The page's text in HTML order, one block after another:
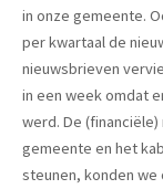
in onze gemeente.
per kwartaal de
nieuwsbrieven
in een week omdat
werd. De
gemeente en het
steunen, konden we